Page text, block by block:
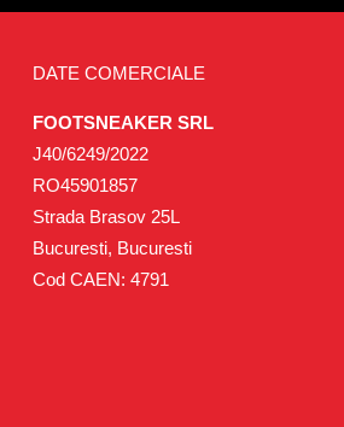
DATE COMERCIALE
FOOTSNEAKER SRL
J40/6249/2022
RO45901857
Strada Brasov 25L
Bucuresti, Bucuresti
Cod CAEN: 4791